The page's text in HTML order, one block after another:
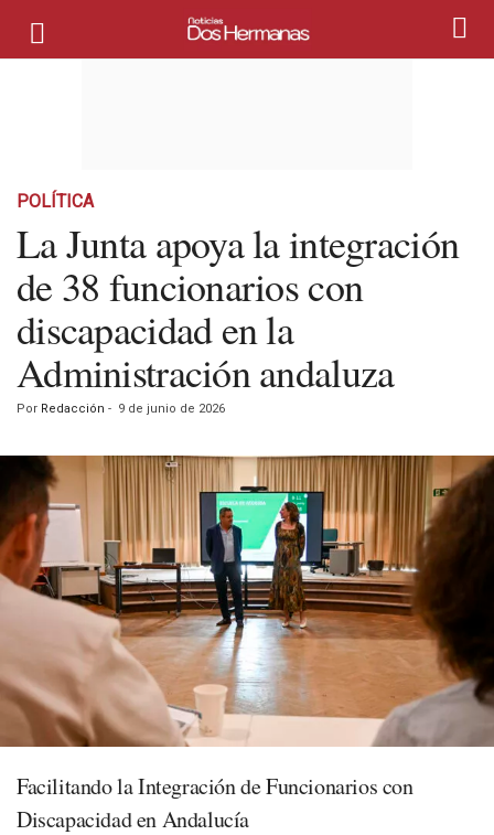
POLÍTICA
La Junta apoya la integración
de 38 funcionarios con
discapacidad en la
Administración andaluza
Por Redacción - 9 de junio de 2026
Facilitando la Integración de Funcionarios con
Discapacidad en Andalucía